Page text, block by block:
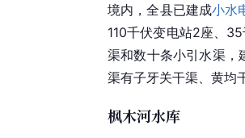
境内，全县已建成小水
110千伏变电站2座、
渠和数十条小引水渠，
渠有子牙关干渠、黄均
枫木河水库